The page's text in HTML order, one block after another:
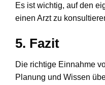
Es ist wichtig, auf den
einen Arzt zu
5. Fazit
Die richtige Einnahme
Planung und Wissen